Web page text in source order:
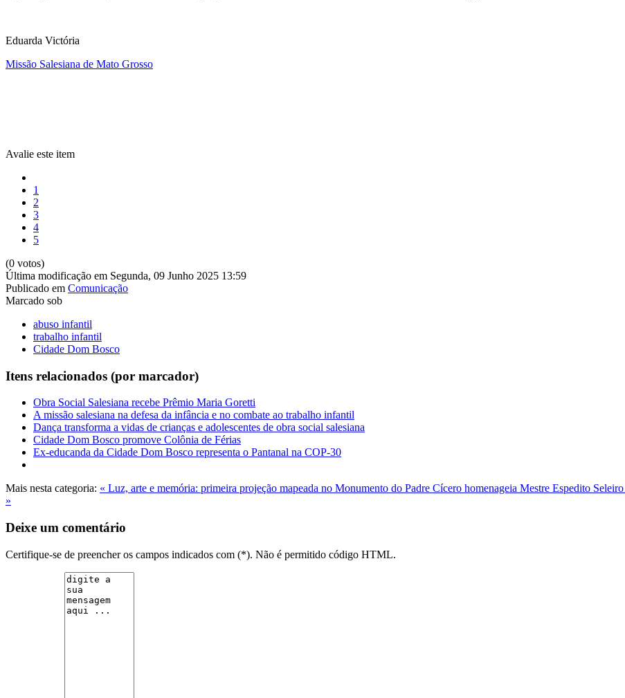
Eduarda Victória
Missão Salesiana de Mato Grosso
Avalie este item
1
2
3
4
5
(0 votos)
Última modificação em Segunda, 09 Junho 2025 13:59
Publicado em Comunicação
Marcado sob
abuso infantil
trabalho infantil
Cidade Dom Bosco
Itens relacionados (por marcador)
Obra Social Salesiana recebe Prêmio Maria Goretti
A missão salesiana na defesa da infância e no combate ao trabalho infantil
Dança transforma a vidas de crianças e adolescentes de obra social salesiana
Cidade Dom Bosco promove Colônia de Férias
Ex-educanda da Cidade Dom Bosco representa o Pantanal na COP-30
Mais nesta categoria: « Luz, arte e memória: primeira projeção mapeada no Monumento do Padre Cícero homenageia Mestre Espedito Seleiro
»
Deixe um comentário
Certifique-se de preencher os campos indicados com (*). Não é permitido código HTML.